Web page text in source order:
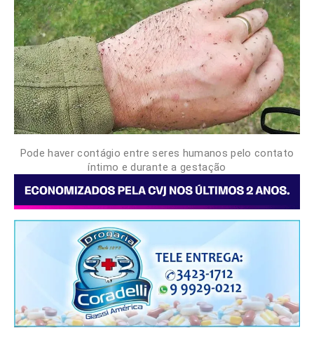
Pode haver contágio entre seres humanos pelo contato
íntimo e durante a gestação